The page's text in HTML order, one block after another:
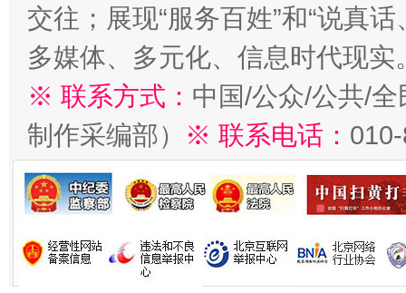
交往；展现“服务百姓”和“说真
多媒体、多元化、信息时代现实
※ 联系方式： 中国/公众/公共/
制作采编部）
※ 联系电话：